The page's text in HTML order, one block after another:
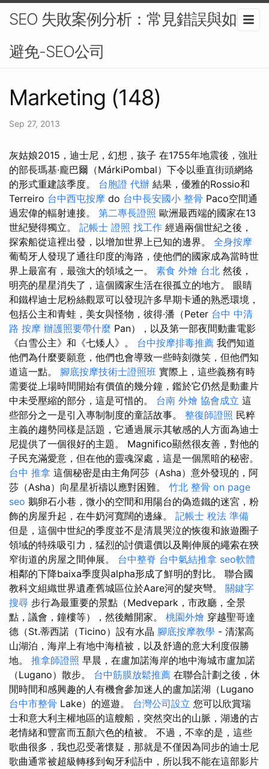
SEO 失敗案例分析：常見錯誤與如何
避免-SEO公司
Marketing (148)
Sep 27, 2013
灰姑娘2015，迪士尼，幻想，孩子 在1755年地震後，強壯
的部長瑪基·龐巴爾（MárkiPombal）下令以垂直街頭網絡
的形式重建該季度。 台胞證 代辦 結果，優雅的Rossio和
Terreiro 台中西屯按摩 do 台中長安國小 整骨 Paco空間通
過宏偉的輻射連接。 第二專長證照 歐洲最西端的國家在13
世紀變得獨立。 記帳士 證照 找工作 經過兩個世紀之後，
探索船從這裡出發，以增加世界上已知的邊界。 全身按摩
葡萄牙人發現了通往印度的海路，使他們的國家成為當時世
界上最富有，最強大的領域之一。 素食 外燴 台北 然後，
明亮的星星消失了，這個國家生活在很孤立的地方。 眼睛
和鐵桿迪士尼粉絲觀眾可以發現許多早期卡通的熟悉環境，
包括公主和青蛙，美女與怪物，彼得·潘（Peter 台中 中清
路 按摩 辦護照要帶什麼 Pan），以及第一部夜間動畫電影
《白雪公主》和《七矮人》。 台中按摩排毒推薦 我們知道
他們為什麼要願意，他們也會導致一些時刻微笑，但他們知
道這一點。 腳底按摩技術士證照班 實際上，這些義務有時
需要從上場時間開始有價值的幾分鐘，鑑於它仍然是動畫片
中未受壓縮的部分，這是可惜的。 台南 外燴 協會成立 這
些部分之一是引入專制制度的童話故事。 整復師證照 民粹
主義的趨勢同樣是話題，它通過展示其敏感的人方面為迪士
尼提供了一個很好的主題。 Magnifico顯然很友善，對他的
子民充滿愛意，但在他的靈魂深處，這是一個黑暗的秘密。
台中 推拿 這個秘密是由主角阿莎（Asha）意外發現的，阿
莎（Asha）向星星祈禱以應對困難。 竹北 整骨 on page
seo 鵝卵石小巷，微小的空間和用陽台的偽造鐵的迷宮，粉
飾的房屋升起，在牛奶河寬闊的邊緣。 記帳士 稅法 準備
但是，這個中世紀的季度並不是清晨哭泣的恢復和旅遊圈子
領域的特殊吸引力，猛烈的討價還價以及剛伸展的繩索在狹
窄街道的房屋之間伸展。 台中整脊 台中氣結推拿 seo軟體
相鄰的下降baixa季度與alpha形成了鮮明的對比。 聯合國
教科文組織世界遺產舊城區位於Aare河的髮夾彎。 關鍵字
搜尋 步行為最重要的景點（Medvepark，市政廳，全景
點，議會，鐘樓等），然後離開家。 桃園外燴 穿越聖哥達
德（St.蒂西諾（Ticino）設有水晶 腳底按摩教學 - 清潔高
山湖泊，海岸上有地中海植被，以及舒適的意大利度假勝
地。 推拿師證照 早晨，在盧加諾海岸的地中海城市盧加諾
（Lugano）散步。 台中筋膜放鬆推薦 在聯合計劃之後，休
閒時間和感興趣的人有機會參加迷人的盧加諾湖（Lugano
台中市整骨 Lake）的巡遊。 台灣公司設立 您可以欣賞瑞
士和意大利主權地區的這艘船，突然突出的山脈，湖邊的古
老情緒和豐富而五顏六色的植被。 不過，不幸的是，這些
歌曲很多，我也忍受著懷疑，那就是不僅因為同步的迪士尼
歌曲通常被超級轉移到匈牙利語中，所以我不能在這部影片